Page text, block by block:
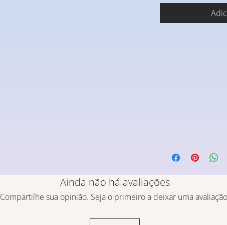
Ainda não há avaliações
Compartilhe sua opinião. Seja o primeiro a deixar uma